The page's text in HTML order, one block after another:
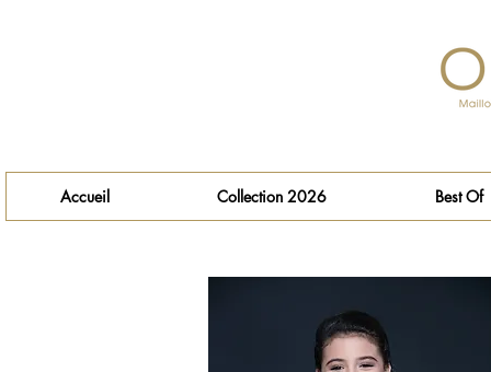
Accueil Collection 2026 Best Of